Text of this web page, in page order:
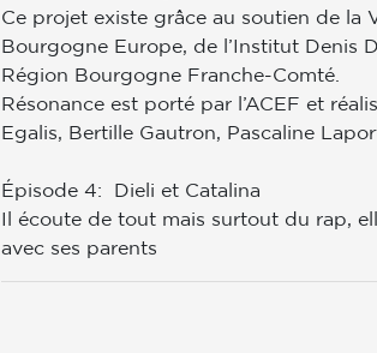
Ce projet existe grâce au soutien de la
Bourgogne Europe, de l’Institut Denis
Région Bourgogne Franche-Comté.
Résonance est porté par l’ACEF et
Egalis, Bertille Gautron, Pascaline
Épisode 4: Dieli et Catalina
Il écoute de tout mais surtout du rap,
avec ses parents